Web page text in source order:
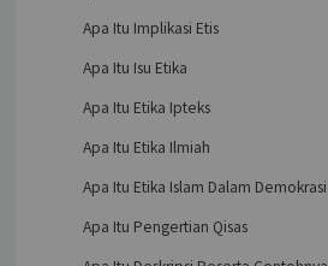
Apa Itu Implikasi Etis
Apa Itu Isu Etika
Apa Itu Etika Ipteks
Apa Itu Etika Ilmiah
Apa Itu Etika Islam Dalam Demokrasi
Apa Itu Pengertian Qisas